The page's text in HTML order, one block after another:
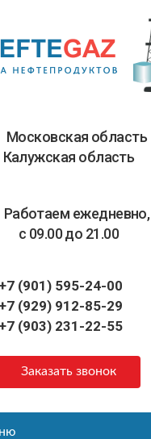
Московская область
Калужская область
Работаем ежедневно,
с 09.00 до 21.00
+7 (901) 595-24-00
+7 (929) 912-85-29
+7 (903) 231-22-55
Заказать звонок